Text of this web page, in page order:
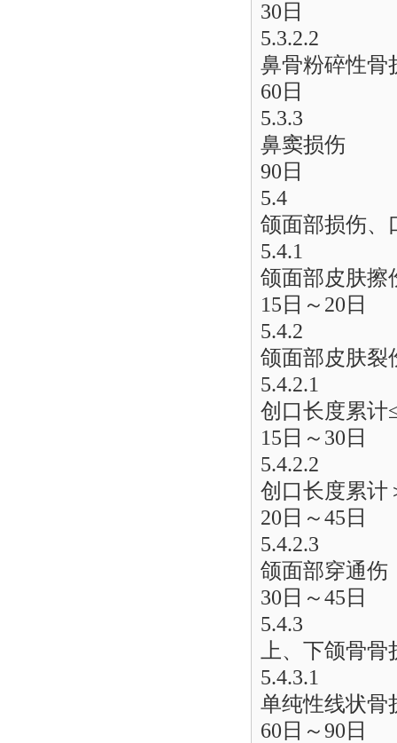
30日
5.3.2.2
鼻骨粉碎性骨
60日
5.3.3
鼻窦损伤
90日
5.4
颌面部损伤、
5.4.1
颌面部皮肤擦
15日～20日
5.4.2
颌面部皮肤裂
5.4.2.1
创口长度累计
15日～30日
5.4.2.2
创口长度累计
20日～45日
5.4.2.3
颌面部穿通伤
30日～45日
5.4.3
上、下颌骨骨
5.4.3.1
单纯性线状骨
60日～90日